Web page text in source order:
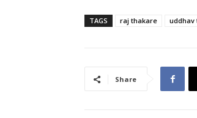
TAGS raj thakare uddhav
Share